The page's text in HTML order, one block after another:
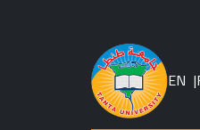
EN |